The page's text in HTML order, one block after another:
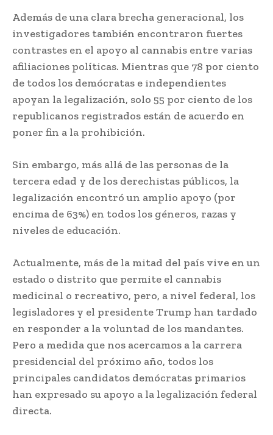
Además de una clara brecha generacional, los
investigadores también encontraron fuertes
contrastes en el apoyo al cannabis entre varias
afiliaciones políticas. Mientras que 78 por ciento
de todos los demócratas e independientes
apoyan la legalización, solo 55 por ciento de los
republicanos registrados están de acuerdo en
poner fin a la prohibición.
Sin embargo, más allá de las personas de la
tercera edad y de los derechistas públicos, la
legalización encontró un amplio apoyo (por
encima de 63%) en todos los géneros, razas y
niveles de educación.
Actualmente, más de la mitad del país vive en un
estado o distrito que permite el cannabis
medicinal o recreativo, pero, a nivel federal, los
legisladores y el presidente Trump han tardado
en responder a la voluntad de los mandantes.
Pero a medida que nos acercamos a la carrera
presidencial del próximo año, todos los
principales candidatos demócratas primarios
han expresado su apoyo a la legalización federal
directa.